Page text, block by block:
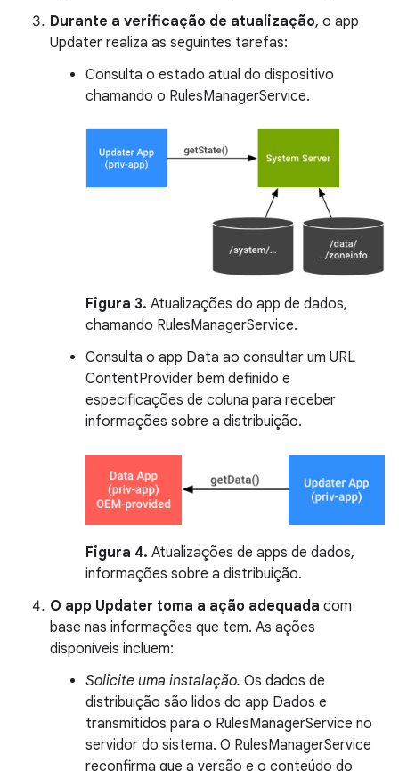
Durante a verificação de atualização, o app
Updater realiza as seguintes tarefas:
Consulta o estado atual do dispositivo
chamando o RulesManagerService.
Figura 3. Atualizações do app de dados,
chamando RulesManagerService.
Consulta o app Data ao consultar um URL
ContentProvider bem definido e
especificações de coluna para receber
informações sobre a distribuição.
Figura 4. Atualizações de apps de dados,
informações sobre a distribuição.
O app Updater toma a ação adequada com
base nas informações que tem. As ações
disponíveis incluem:
Solicite uma instalação. Os dados de
distribuição são lidos do app Dados e
transmitidos para o RulesManagerService no
servidor do sistema. O RulesManagerService
reconfirma que a versão e o conteúdo do